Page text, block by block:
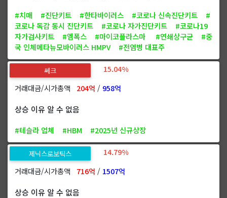
#치매 #진단키트 #한타바이러스 #코로나 신속진단키트
#
코로나 독감 동시 진단키트
#코로나 자가진단키트
#코로나19
자가검사키트
#엠폭스 #마이코플라스마 #연쇄상구균
#중
국 인체메타뉴모바이러스 HMPV
#전염병 대표주
쎄크
15.04%
거래대금/시가총액 204억 / 958억
상승 이유 알 수 없음
#테슬라 업체 #HBM #2025년 신규상장
제닉스로보틱스
14.79%
거래대금/시가총액 716억 / 1507억
상승 이유 알 수 없음